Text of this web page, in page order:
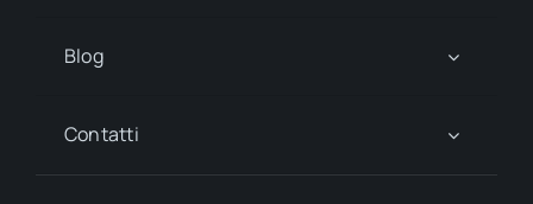
Blog
Contatti